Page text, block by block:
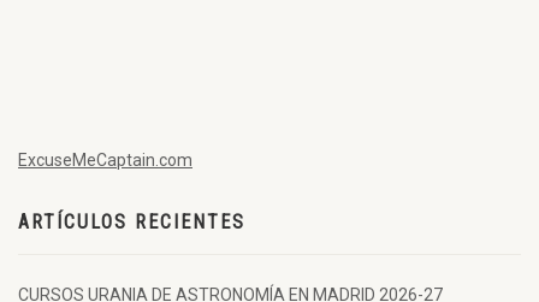
ExcuseMeCaptain.com
ARTÍCULOS RECIENTES
CURSOS URANIA DE ASTRONOMÍA EN MADRID 2026-27